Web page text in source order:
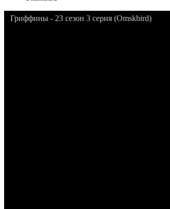
Гриффины - 23 сезон 3 серия (Omskbird)